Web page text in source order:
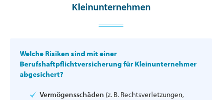
Kleinunternehmen
Welche Risiken sind mit einer
Berufshaftpflichtversicherung für Kleinunternehmer
abgesichert?
Vermögensschäden (z. B. Rechtsverletzungen,